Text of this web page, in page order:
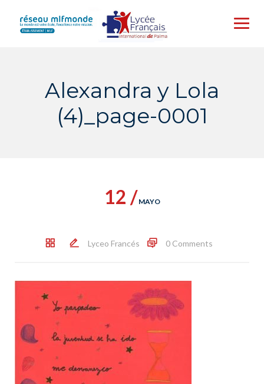
content
Alexandra y Lola
(4)_page-0001
12 / MAYO
Lyceo Francés 0 Comments